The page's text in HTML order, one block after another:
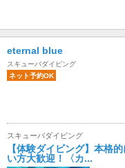
eternal blue
スキューバダイビング
ネット予約OK
スキューバダイビング
【体験ダイビング】本格
い方大歓迎！〈カ...